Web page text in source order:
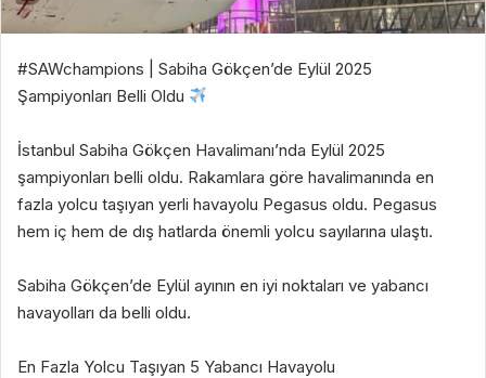
#SAWchampions | Sabiha Gökçen’de Eylül 2025
Şampiyonları Belli Oldu
İstanbul Sabiha Gökçen Havalimanı’nda Eylül 2025
şampiyonları belli oldu. Rakamlara göre havalimanında en
fazla yolcu taşıyan yerli havayolu Pegasus oldu. Pegasus
hem iç hem de dış hatlarda önemli yolcu sayılarına ulaştı.
Sabiha Gökçen’de Eylül ayının en iyi noktaları ve yabancı
havayolları da belli oldu.
En Fazla Yolcu Taşıyan 5 Yabancı Havayolu